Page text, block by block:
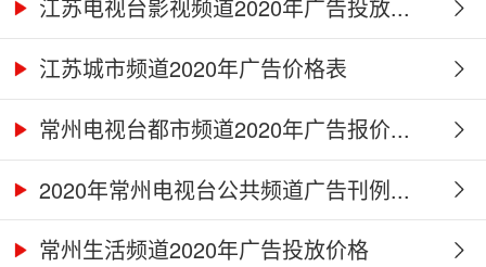
江苏电视台影视频道2020年广告投放...
江苏城市频道2020年广告价格表
常州电视台都市频道2020年广告报价...
2020年常州电视台公共频道广告刊例...
常州生活频道2020年广告投放价格